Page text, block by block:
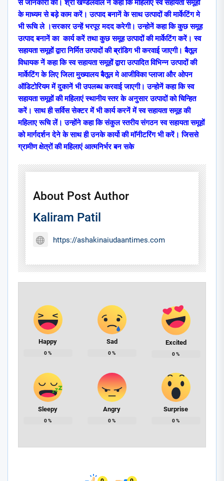
से जानकारी की। श्री खण्डेलवाल नें कहा कि महिलाएं स्व सहायता समूहों
के माध्यम से बड़े काम करें। उत्पाद बनानें के साथ उत्पादों की मार्केटिंग मे
भी रूचि ले ।सरकार उन्हें भरपूर मदद करेगी। उन्होनें कहा कि कुछ समूह
उत्पाद बनानें का कार्य करें तथा कुछ समूह उत्पादों की मार्केटिंग करें। स्व
सहायता समूहों द्वारा निर्मित उत्पादों की ब्रांडिग भी करवाई जाएगी। बैतूल
विधायक नें कहा कि स्व सहायता समूहों द्वारा उत्पादित विभिन्न उत्पादों की
मार्केटिंग के लिए जिला मुख्यालय बैतूल मे आजीविका प्लाजा और ओपन
ऑडिटोरियम में दुकानें भी उपलब्ध करवाई जाएगी। उन्होनें कहा कि स्व
सहायता समूहों की महिलाएं स्थानीय स्तर के अनुसार उत्पादों को चिन्हित
करें। साथ ही सर्विस सेक्टर में भी कार्य करनें में स्व सहायता समूह की
महिलाए रूचि लें। उन्होंने कहा कि संकुल स्तरीय संगठन स्व सहायता समूहों
को मार्गदर्शन देने के साथ ही उनके कार्यो की माॅनीटरिंग भी करें। जिससे
ग्रामीण क्षेत्रों की महिलाएं आत्मनिर्भर बन सके
About Post Author
Kaliram Patil
https://ashakinaiudaantimes.com
Happy
0%
Sad
0%
Excited
0%
Sleepy
0%
Angry
0%
Surprise
0%